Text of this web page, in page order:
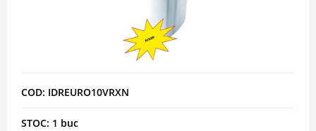
COD: IDREURO10VRXN
STOC: 1 buc